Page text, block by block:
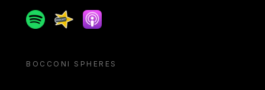
SpotifySpreakerApple podcast
BOCCONI SPHERES